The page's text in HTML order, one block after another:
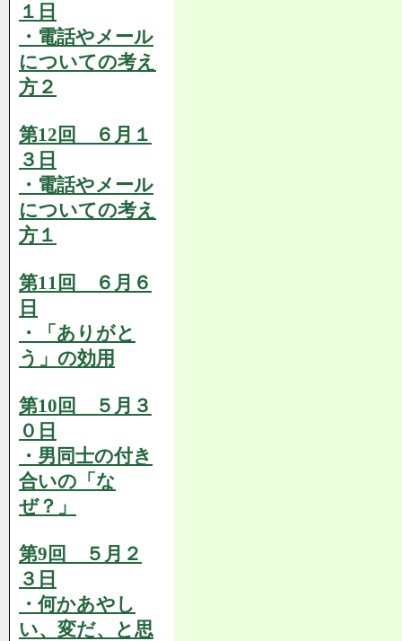
１日
・電話やメール
についての考え
方２
第12回 ６月１
３日
・電話やメール
についての考え
方１
第11回 ６月６
日
・「ありがと
う」の効用
第10回 ５月３
０日
・男同士の付き
合いの「な
ぜ？」
第9回 ５月２
３日
・何かあやし
い、変だ、と思